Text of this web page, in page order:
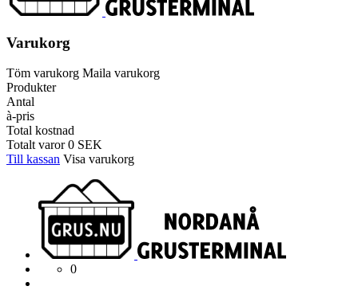
Varukorg
Töm varukorg Maila varukorg
Produkter
Antal
à-pris
Total kostnad
Totalt varor0 SEK
Till kassan Visa varukorg
0